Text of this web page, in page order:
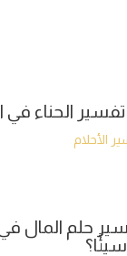
الحناء في
الأحلام
حلم المال